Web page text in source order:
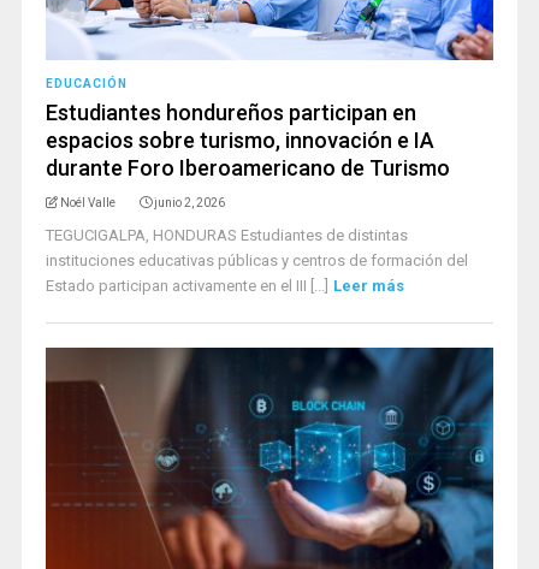
EDUCACIÓN
Estudiantes hondureños participan en
espacios sobre turismo, innovación e IA
durante Foro Iberoamericano de Turismo
Noél Valle junio 2, 2026
TEGUCIGALPA, HONDURAS Estudiantes de distintas
instituciones educativas públicas y centros de formación del
Estado participan activamente en el III [...] Leer más